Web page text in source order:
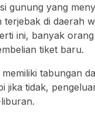
gunung yang
terjebak di daerah
ini, banyak
tiket baru.
tabungan
jika tidak,